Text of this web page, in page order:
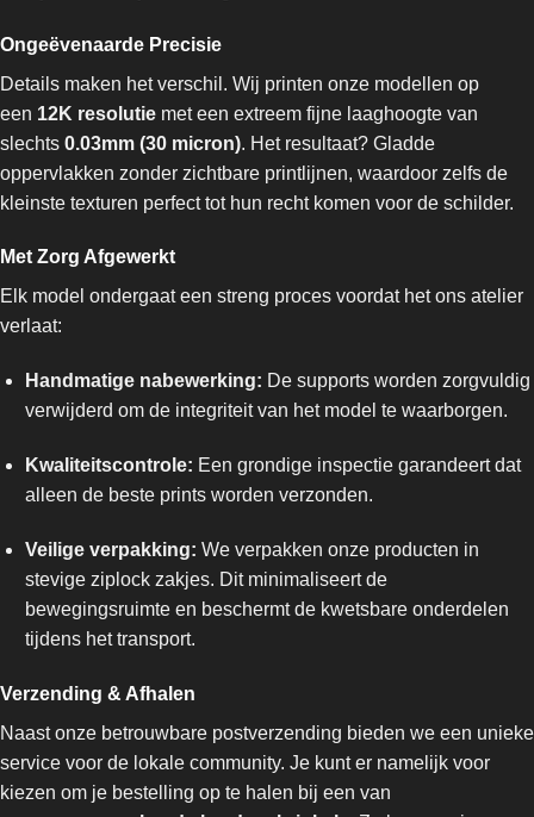
Ongeëvenaarde Precisie
Details maken het verschil. Wij printen onze modellen op
een 12K resolutie met een extreem fijne laaghoogte van
slechts 0.03mm (30 micron). Het resultaat? Gladde
oppervlakken zonder zichtbare printlijnen, waardoor zelfs de
kleinste texturen perfect tot hun recht komen voor de schilder.
Met Zorg Afgewerkt
Elk model ondergaat een streng proces voordat het ons atelier
verlaat:
Handmatige nabewerking: De supports worden zorgvuldig
verwijderd om de integriteit van het model te waarborgen.
Kwaliteitscontrole: Een grondige inspectie garandeert dat
alleen de beste prints worden verzonden.
Veilige verpakking: We verpakken onze producten in
stevige ziplock zakjes. Dit minimaliseert de
bewegingsruimte en beschermt de kwetsbare onderdelen
tijdens het transport.
Verzending & Afhalen
Naast onze betrouwbare postverzending bieden we een unieke
service voor de lokale community. Je kunt er namelijk voor
kiezen om je bestelling op te halen bij een van